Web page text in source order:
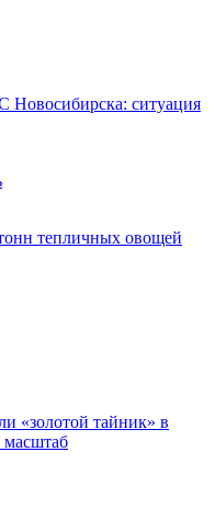
Новосибирска: ситуация
тепличных овощей
«золотой тайник» в